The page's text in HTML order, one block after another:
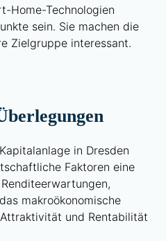
Home-Technologien
sein. Sie machen die
Zielgruppe interessant.
in Dresden
Faktoren eine
makroökonomische
und Rentabilität